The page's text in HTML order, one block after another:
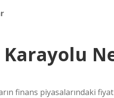
finans piyasalarındaki